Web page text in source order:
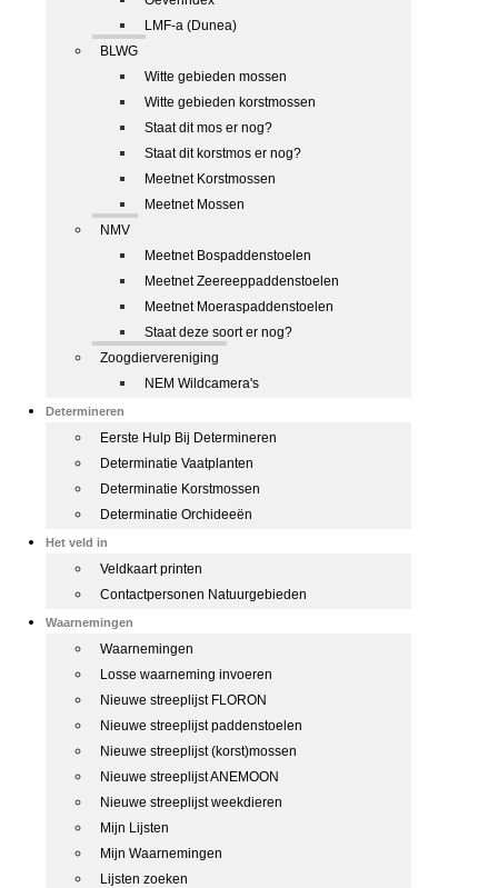
LMF-a (Dunea)
BLWG
Witte gebieden mossen
Witte gebieden korstmossen
Staat dit mos er nog?
Staat dit korstmos er nog?
Meetnet Korstmossen
Meetnet Mossen
NMV
Meetnet Bospaddenstoelen
Meetnet Zeereeppaddenstoelen
Meetnet Moeraspaddenstoelen
Staat deze soort er nog?
Zoogdiervereniging
NEM Wildcamera's
Determineren
Eerste Hulp Bij Determineren
Determinatie Vaatplanten
Determinatie Korstmossen
Determinatie Orchideeën
Het veld in
Veldkaart printen
Contactpersonen Natuurgebieden
Waarnemingen
Waarnemingen
Losse waarneming invoeren
Nieuwe streeplijst FLORON
Nieuwe streeplijst paddenstoelen
Nieuwe streeplijst (korst)mossen
Nieuwe streeplijst ANEMOON
Nieuwe streeplijst weekdieren
Mijn Lijsten
Mijn Waarnemingen
Lijsten zoeken